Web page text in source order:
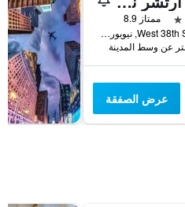
ممتاز 8.9
45 West 38th Street, نيويورك, NY, الولايات المتحدة الأميريكية
عرض الصفقة